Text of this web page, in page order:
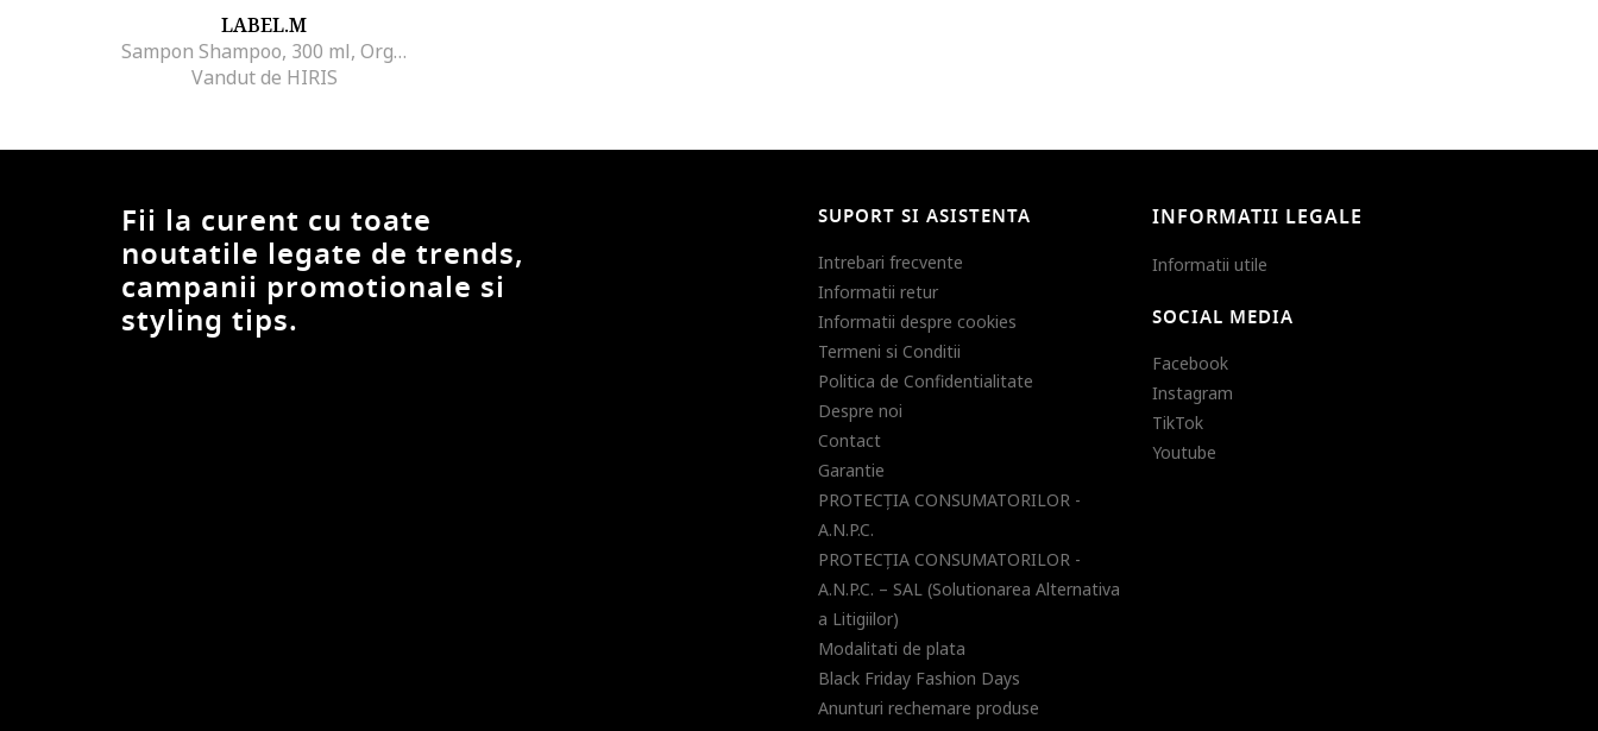
LABEL.M
Sampon Shampoo, 300 ml, Organic Orange Blossom Conditioner
Vandut de HIRIS
Fii la curent cu toate
noutatile legate de trends,
campanii promotionale si
styling tips.
SUPORT SI ASISTENTA
Intrebari frecvente
Informatii retur
Informatii despre cookies
Termeni si Conditii
Politica de Confidentialitate
Despre noi
Contact
Garantie
PROTECŢIA CONSUMATORILOR -
A.N.P.C.
PROTECŢIA CONSUMATORILOR -
A.N.P.C. – SAL (Solutionarea Alternativa
a Litigiilor)
Modalitati de plata
Black Friday Fashion Days
Anunturi rechemare produse
INFORMATII LEGALE
Informatii utile
SOCIAL MEDIA
Facebook
Instagram
TikTok
Youtube